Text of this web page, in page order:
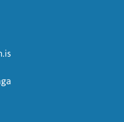
það of flókið